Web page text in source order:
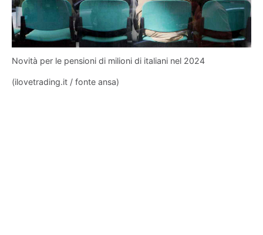
Novità per le pensioni di milioni di italiani nel 2024
(ilovetrading.it / fonte ansa)